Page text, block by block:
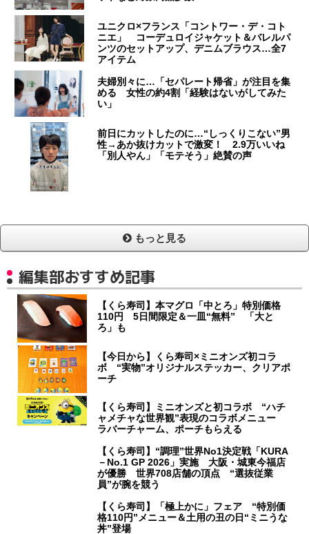
ユニクロ×フランス「コントワー・デ・コト
ニエ」 コーデュロイジャケット＆バレルパ
ンツのセットアップ、デニムブラウス…全7
アイテム
夫婦別々に…「セパレート帰省」が注目を集
める 女性の約4割「経験はないがしてみた
い」
前日にカットしたのに…“しっくりこない”男
性→あか抜けカットで激変！ 2.9万いいね
「別人やん」「モテそう」絶賛の声
もっと見る
編集部おすすめ記事
【くら寿司】本マグロ「中とろ」特別価格
110円 5日間限定＆一皿“無料” 「大と
ろ」も
【今日から】くら寿司×ミニオンズ初コラ
ボ “実物”オリジナルステッカー、クリアポ
ーチ
【くら寿司】ミニオンズと初コラボ “ハチ
ャメチャな世界観”表現のコラボメニュー
ラバーチャーム、ポーチもらえる
【くら寿司】“調理”世界No1決定戦「KURA
－No.1 GP 2026」実施 大阪・城東今福店
が優勝 世界708店舗の頂点 “選抜従業
員”が腕を競う
【くら寿司】「極上かに」フェア “特別価
格110円”メニュー＆土用の丑の日“ミニうな
丼”登場